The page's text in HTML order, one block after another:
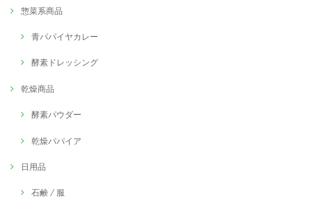
惣菜系商品
青パパイヤカレー
酵素ドレッシング
乾燥商品
酵素パウダー
乾燥パパイア
日用品
石鹸 / 服